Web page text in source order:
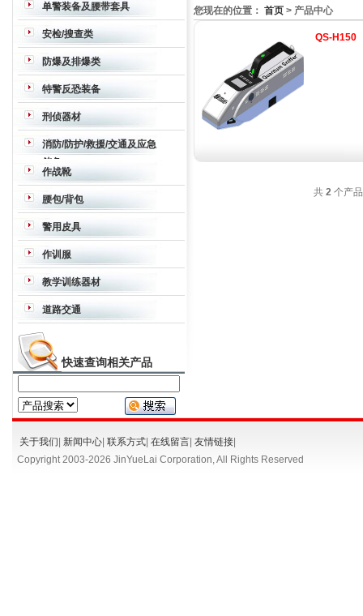
单警装备及腰带套具
腰带
枪套 枪箱/枪包
安检/搜查类
炸药、毒品探测器 危险液体检查仪
墙雷达
防爆及排爆类
特警反恐装备
战术背心 护肘护膝
手套 战术枪背带 护目镜 防弹衣 防弹防
刺战术背心 防弹头盔 防弹面罩 背囊
暴服
头盔 盾牌
速破玻璃器 消防斧/撬杠强力组合 手动
破拆工具组 军事应急反应套装
击工具
组合撞击锤
刑侦器材
望远镜 夜视仪 热成像仪 密拍、取证
消防/防护/救援/交通及应急
储备
空气呼吸器
作战靴
作战靴腰包/背包
腰包/背包警用皮具
皮具
作训服
作训服教学训练器材
道路交通
快速查询相关产品
您现在的位置： 首页 > 产品中心
QS-H150
共 2 个产
关于我们 新闻中心 联系方式 在线留言 友情链接
Copyright 2003-2026 JinYueLai Corporation, All Rights Reserved